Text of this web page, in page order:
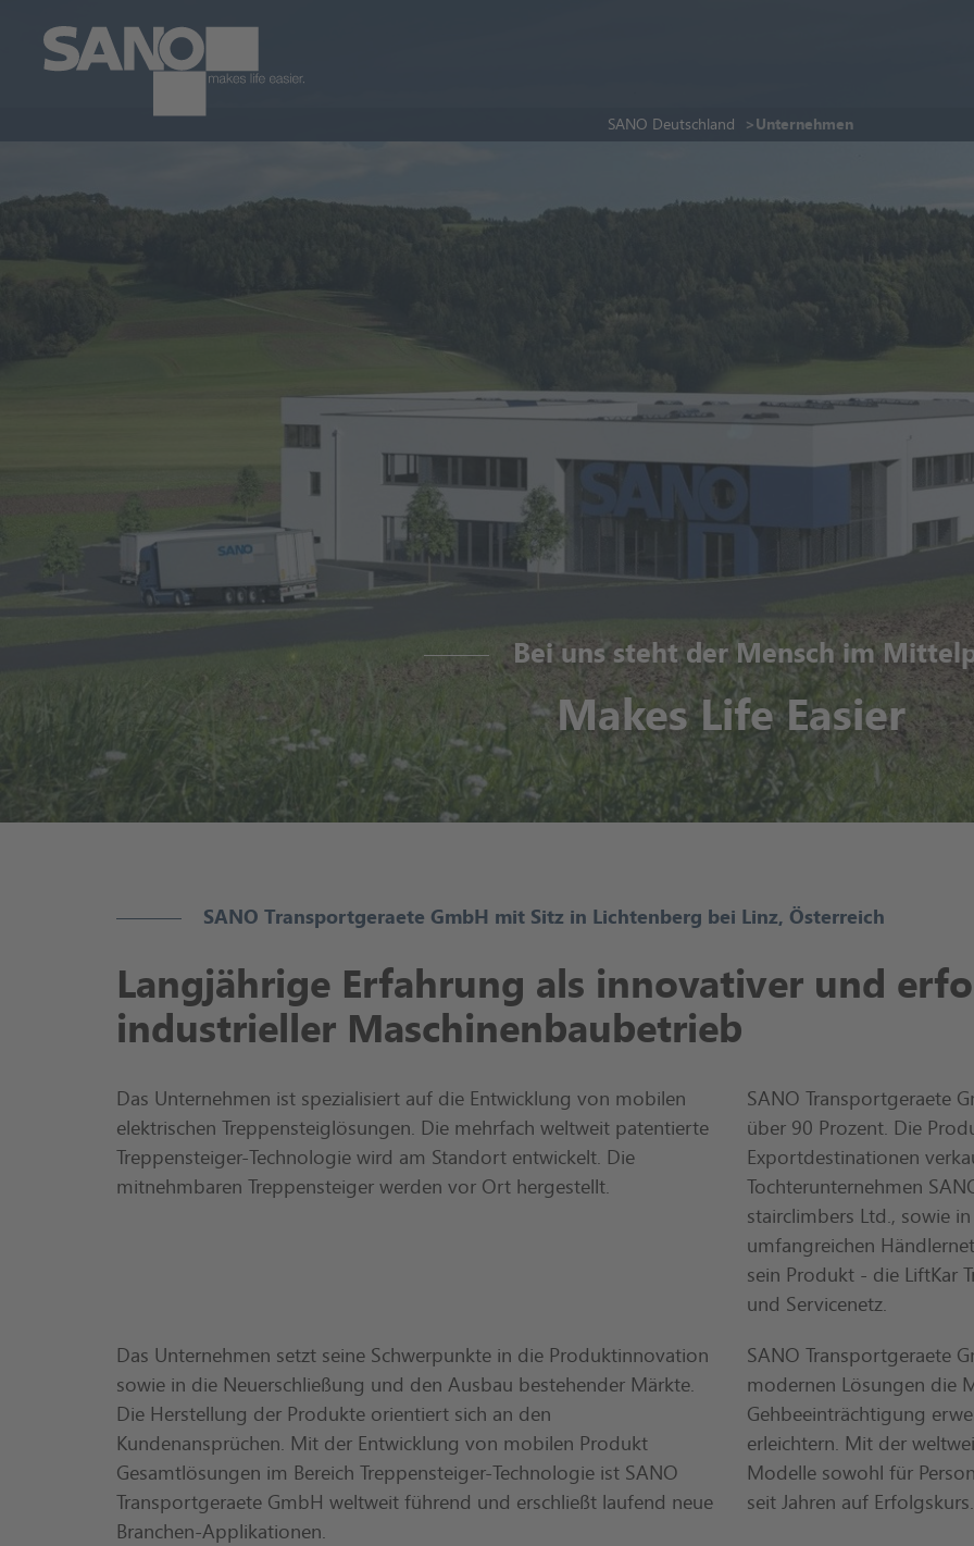
SANO Deutschland Unternehmen
Bei uns steht der Mensch im
Makes Life Easier
SANO Transportgeraete GmbH mit Sitz in Lichtenberg bei Linz, Österreich
Langjährige Erfahrung als innovativer und
industrieller Maschinenbaubetrieb
Das Unternehmen ist spezialisiert auf die Entwicklung von mobilen
elektrischen Treppensteiglösungen. Die mehrfach weltweit patentierte
Treppensteiger-Technologie wird am Standort entwickelt. Die
mitnehmbaren Treppensteiger werden vor Ort hergestellt.
SANO Transportgeraete
über 90 Prozent. Die
Exportdestinationen
Tochterunternehmen
stairclimbers Ltd., sowie
umfangreichen
sein Produkt - die LiftKar
und Servicenetz.
Das Unternehmen setzt seine Schwerpunkte in die Produktinnovation
sowie in die Neuerschließung und den Ausbau bestehender Märkte.
Die Herstellung der Produkte orientiert sich an den
Kundenansprüchen. Mit der Entwicklung von mobilen Produkt
Gesamtlösungen im Bereich Treppensteiger-Technologie ist SANO
Transportgeraete GmbH weltweit führend und erschließt laufend neue
Branchen-Applikationen.
SANO Transportgeraete
modernen Lösungen die
Gehbeeinträchtigung
erleichtern. Mit der
Modelle sowohl für
seit Jahren auf Erfolgskurs.